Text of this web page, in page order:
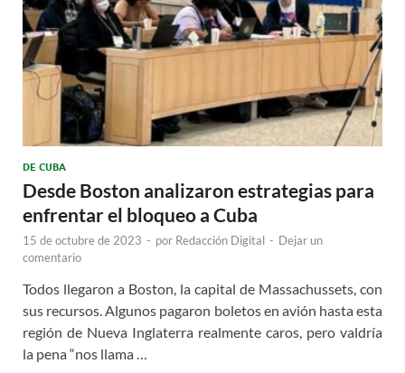
DE CUBA
Desde Boston analizaron estrategias para
enfrentar el bloqueo a Cuba
15 de octubre de 2023 - por Redacción Digital - Dejar un
comentario
Todos llegaron a Boston, la capital de Massachussets, con
sus recursos. Algunos pagaron boletos en avión hasta esta
región de Nueva Inglaterra realmente caros, pero valdría
la pena “nos llama …